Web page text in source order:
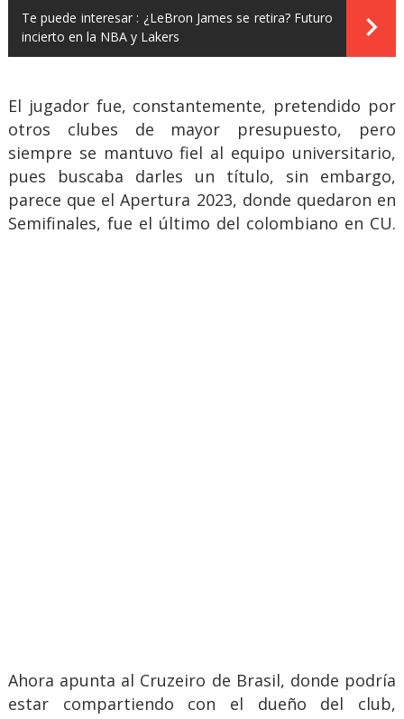
Te puede interesar : ¿LeBron James se retira? Futuro
incierto en la NBA y Lakers
El jugador fue, constantemente, pretendido por
otros clubes de mayor presupuesto, pero
siempre se mantuvo fiel al equipo universitario,
pues buscaba darles un título, sin embargo,
parece que el Apertura 2023, donde quedaron en
Semifinales, fue el último del colombiano en CU.
Ahora apunta al Cruzeiro de Brasil, donde podría
estar compartiendo con el dueño del club,